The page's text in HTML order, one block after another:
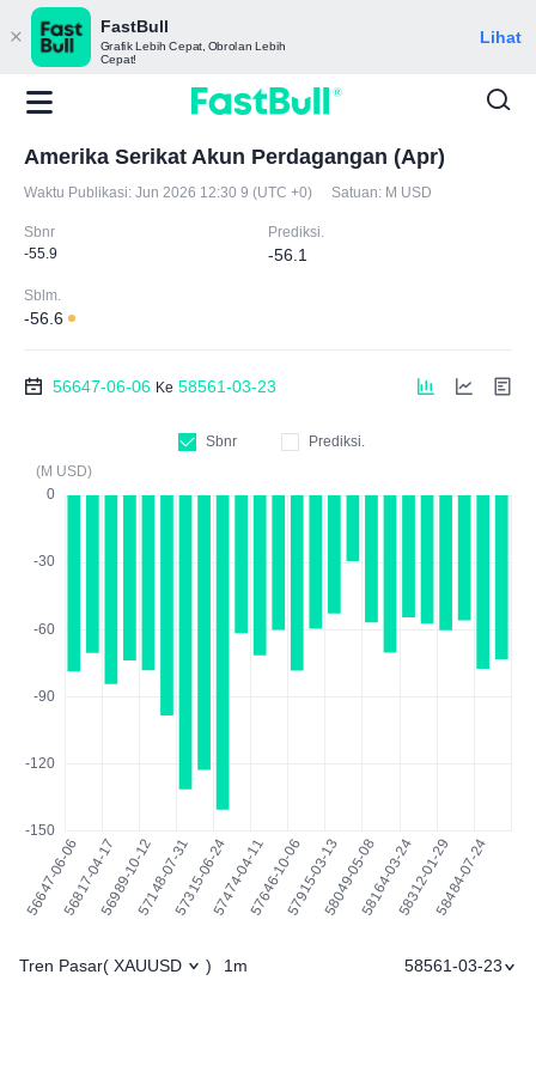
FastBull
Grafik Lebih Cepat, Obrolan Lebih
Cepat!
Lihat
Amerika Serikat Akun Perdagangan (Apr)
Waktu Publikasi: Jun 2026 12:30 9 (UTC +0) Satuan: M USD
Sbnr
-55.9
Prediksi.
-56.1
Sblm.
-56.6
56647-06-06 Ke 58561-03-23
Sbnr
Prediksi.
(M USD)
Tren Pasar( XAUUSD ) 1m 58561-03-23